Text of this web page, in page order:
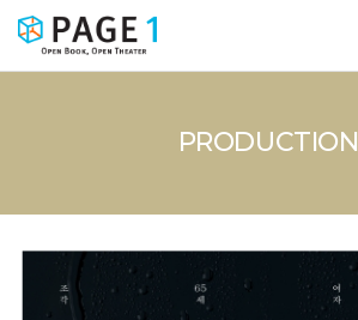
PRODUCTION